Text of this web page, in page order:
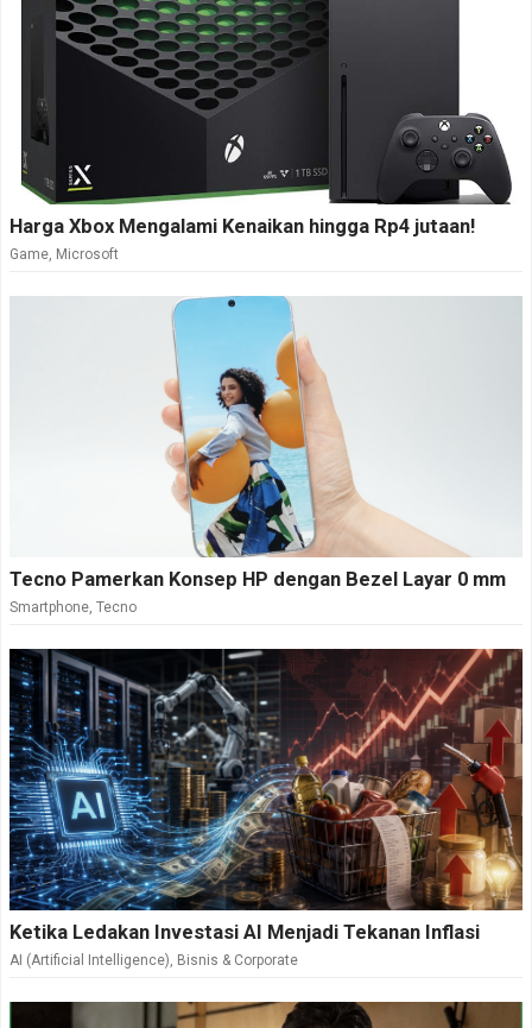
Harga Xbox Mengalami Kenaikan hingga Rp4 jutaan!
Game Microsoft
Tecno Pamerkan Konsep HP dengan Bezel Layar 0 mm
Smartphone Tecno
Ketika Ledakan Investasi AI Menjadi Tekanan Inflasi
AI (Artificial Intelligence) Bisnis & Corporate